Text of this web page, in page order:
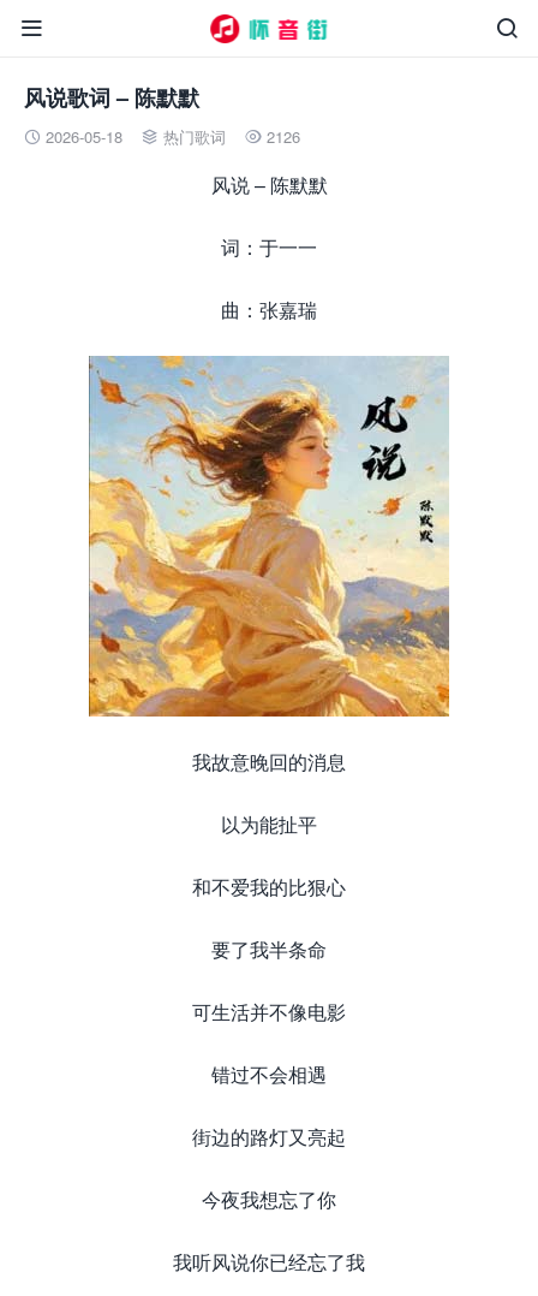


风说歌词 – 陈默默
 2026-05-18  热门歌词  2126
风说 – 陈默默
词：于一一
曲：张嘉瑞
我故意晚回的消息
以为能扯平
和不爱我的比狠心
要了我半条命
可生活并不像电影
错过不会相遇
街边的路灯又亮起
今夜我想忘了你
我听风说你已经忘了我